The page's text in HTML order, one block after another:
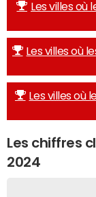
Les villes où
Les villes où
Les villes où
Les chiffres
2024